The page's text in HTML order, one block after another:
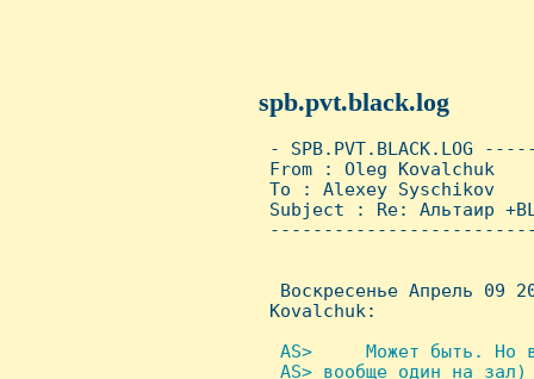
spb.pvt.black.log
-
From : Oleg
To : Alexey Syschikov
Subject : Re: Альтаир
Воскpесенье Апpель 09
Kovalchuk:
AS>     Может быть. Hо
AS> вообще один на